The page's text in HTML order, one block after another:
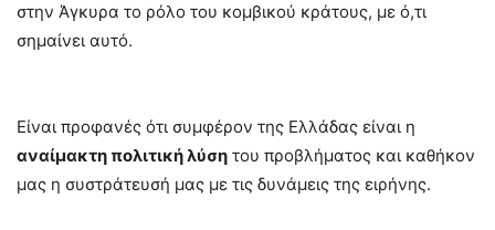
στην Άγκυρα το ρόλο του κομβικού κράτους, με ό,τι
σημαίνει αυτό.
Είναι προφανές ότι συμφέρον της Ελλάδας είναι η
αναίμακτη πολιτική λύση του προβλήματος και καθήκον
μας η συστράτευσή μας με τις δυνάμεις της ειρήνης.